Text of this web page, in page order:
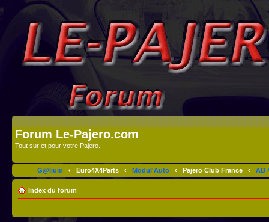
Forum Le-Pajero.com
Tout sur et pour votre Pajero.
G@lium ‹ Euro4X4Parts ‹ Modul'Auto ‹ Pajero Club France ‹ AB
Index du forum